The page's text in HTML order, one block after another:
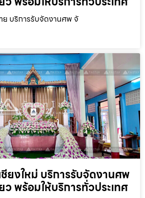
ย บริการรับจัดงานศพ จั
ยงใหม่ บริการรับจัดงานศพ
ว พร้อมให้บริการทั่วประเทศ